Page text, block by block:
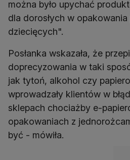
można było upychać
dla dorosłych w
dziecięcych".
Posłanka wskazała, że
doprecyzowania w taki
jak tytoń, alkohol czy
wprowadzały klientów w
sklepach chociażby e-
opakowaniach z
być - mówiła.